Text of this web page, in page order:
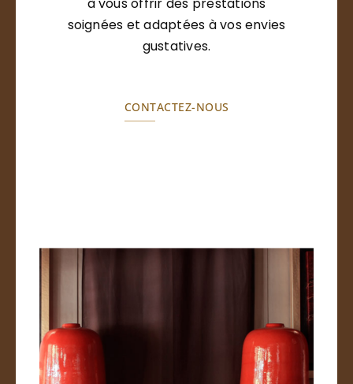
soignées et adaptées à vos envies
gustatives.
CONTACTEZ-NOUS